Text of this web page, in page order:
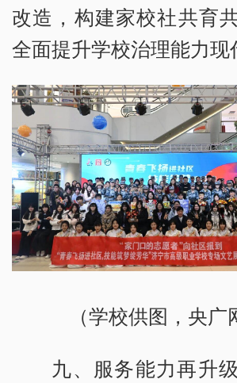
改造，构建家校社共育
全面提升学校治理能力现
（学校供图，央广
九、服务能力再升